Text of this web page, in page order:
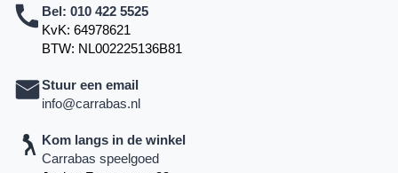
Bel: 010 422 5525
KvK: 64978621
BTW: NL002225136B81
Stuur een email
info@carrabas.nl
Kom langs in de winkel
Carrabas speelgoed